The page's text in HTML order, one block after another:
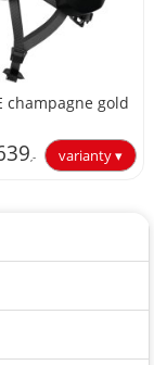
champagne gold
,-